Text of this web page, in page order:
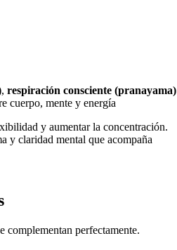
, respiración consciente (pranayama)
cuerpo, mente y energía
y aumentar la concentración.
y claridad mental que acompaña
complementan perfectamente.